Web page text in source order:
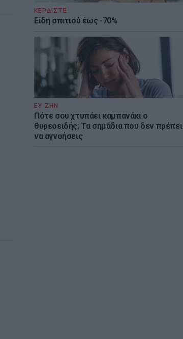
ΚΕΡΔΙΣΤΕ
Είδη σπιτιού έως -70%
ΕΥ ΖΗΝ
Πότε σου χτυπάει καμπανάκι ο
θυρεοειδής; Τα σημάδια που δεν πρέπει
να αγνοήσεις